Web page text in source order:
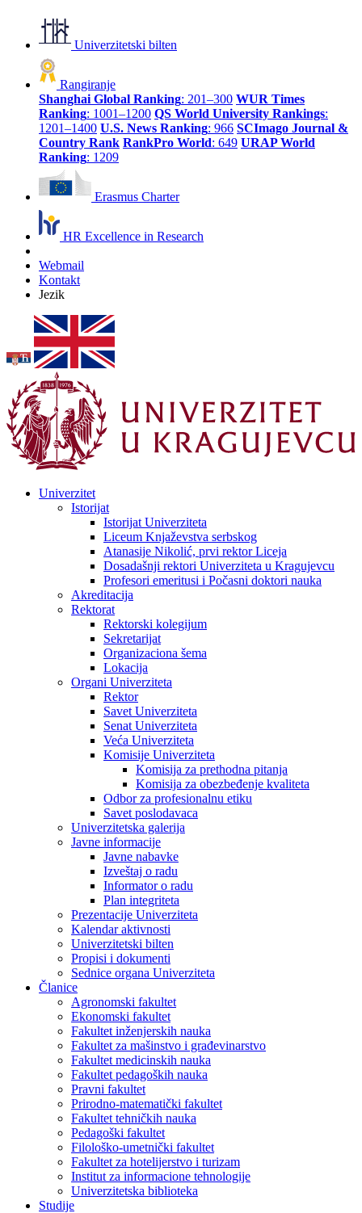
Univerzitetski bilten
Rangiranje
Shanghai Global Ranking: 201–300 WUR Times
Ranking: 1001–1200 QS World University Rankings:
1201–1400 U.S. News Ranking: 966 SCImago Journal &
Country Rank RankPro World: 649 URAP World
Ranking: 1209
Erasmus Charter
HR Excellence in Research
Webmail
Kontakt
Jezik
Univerzitet
Istorijat
Istorijat Univerziteta
Liceum Knjaževstva serbskog
Atanasije Nikolić, prvi rektor Liceja
Dosadašnji rektori Univerziteta u Kragujevcu
Profesori emeritusi i Počasni doktori nauka
Akreditacija
Rektorat
Rektorski kolegijum
Sekretarijat
Organizaciona šema
Lokacija
Organi Univerziteta
Rektor
Savet Univerziteta
Senat Univerziteta
Veća Univerziteta
Komisije Univerziteta
Komisija za prethodna pitanja
Komisija za obezbeđenje kvaliteta
Odbor za profesionalnu etiku
Savet poslodavaca
Univerzitetska galerija
Javne informacije
Javne nabavke
Izveštaj o radu
Informator o radu
Plan integriteta
Prezentacije Univerziteta
Kalendar aktivnosti
Univerzitetski bilten
Propisi i dokumenti
Sednice organa Univerziteta
Članice
Agronomski fakultet
Ekonomski fakultet
Fakultet inženjerskih nauka
Fakultet za mašinstvo i građevinarstvo
Fakultet medicinskih nauka
Fakultet pedagoških nauka
Pravni fakultet
Prirodno-matematički fakultet
Fakultet tehničkih nauka
Pedagoški fakultet
Filološko-umetnički fakultet
Fakultet za hotelijerstvo i turizam
Institut za informacione tehnologije
Univerzitetska biblioteka
Studije